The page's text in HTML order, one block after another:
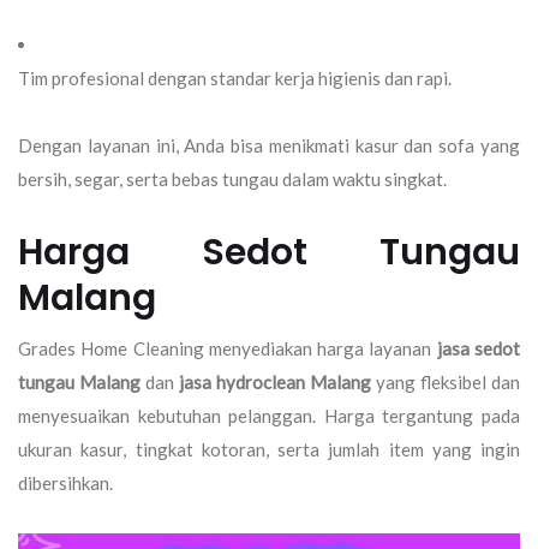
Tim profesional dengan standar kerja higienis dan rapi.
Dengan layanan ini, Anda bisa menikmati kasur dan sofa yang
bersih, segar, serta bebas tungau dalam waktu singkat.
Harga Sedot Tungau
Malang
Grades Home Cleaning menyediakan harga layanan jasa sedot
tungau Malang dan jasa hydroclean Malang yang fleksibel dan
menyesuaikan kebutuhan pelanggan. Harga tergantung pada
ukuran kasur, tingkat kotoran, serta jumlah item yang ingin
dibersihkan.